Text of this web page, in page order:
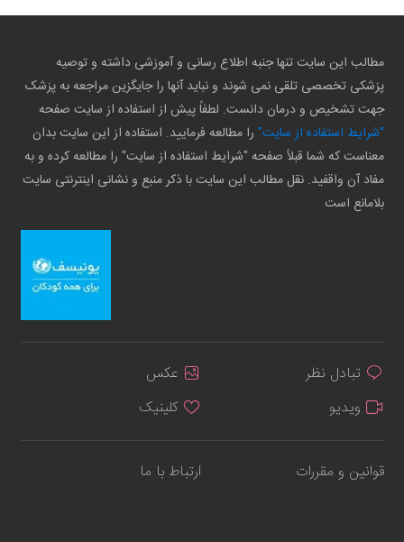
مطالب این سایت تنها جنبه اطلاع رسانی و آموزشی داشته و توصیه
پزشکی تخصصی تلقی نمی شوند و نباید آنها را جایگزین مراجعه به پزشک
جهت تشخیص و درمان دانست. لطفاً پیش از استفاده از سایت صفحه
"شرایط استفاده از سایت" را مطالعه فرمایید. استفاده از این سایت بدان
معناست که شما قبلاً صفحه "شرایط استفاده از سایت" را مطالعه کرده و به
مفاد آن واقفید. نقل مطالب این سایت با ذکر منبع و نشانی اینترنتی سایت
بلامانع است
تبادل نظر
عکس
ویدیو
کلینیک
قوانین و مقررات ارتباط با ما